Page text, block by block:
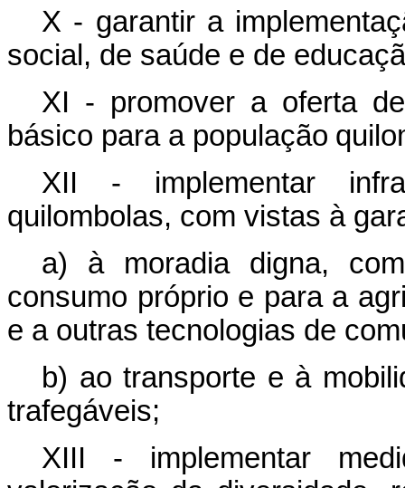
X - garantir a
social, de saúde e de
XI - promover a oferta de
básico para a população
XII - implementar
quilombolas, com vistas à
a) à moradia digna,
consumo próprio e para a
e a outras tecnologias de
b) ao transporte e à
trafegáveis;
XIII - implementar